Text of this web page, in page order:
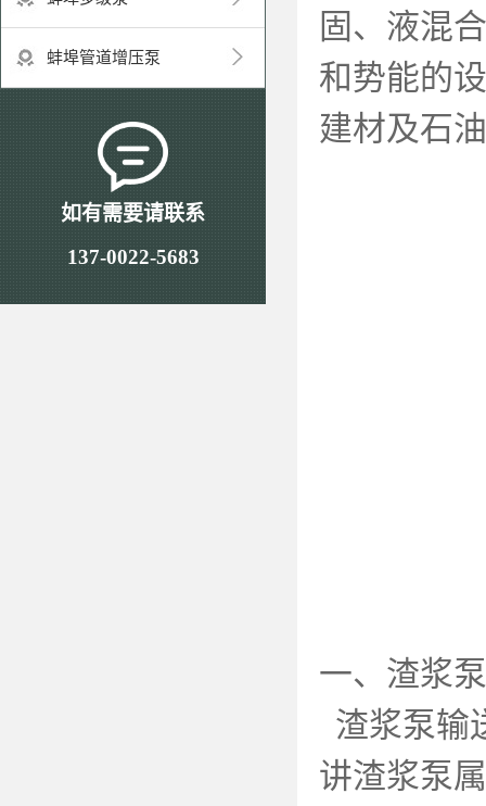
蚌埠管道增压泵
如有需要请联系
137-0022-5683
固、液混
和势能的
建材及石
一、渣浆
渣浆泵输
讲渣浆泵